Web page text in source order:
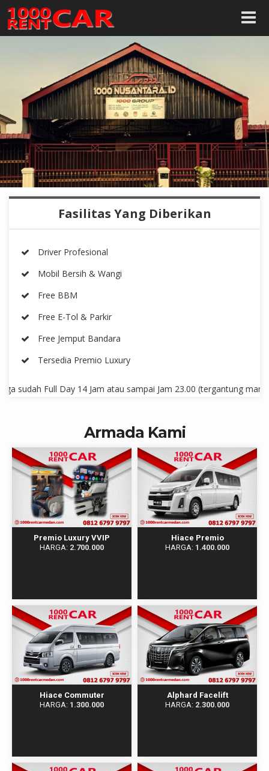
Fasilitas Yang Diberikan
Driver Profesional
Mobil Bersih & Wangi
Free BBM
Free E-Tol & Parkir
Free Jemput Bandara
Tersedia Premio Luxury
Full Day 14 Jam atau sampai Jam 23.00 (tergantung mana yg
Armada Kami
Premio Luxury VVIP
HARGA: 2.700.000
Hiace Premio
HARGA: 1.400.000
Hiace Commuter​​
HARGA: 1.300.000
Alphard Facelift
HARGA: 2.300.000